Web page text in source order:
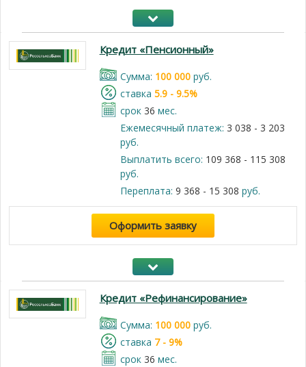
Кредит «Пенсионный»
Cумма: 100 000руб.
cтавка 5.9 - 9.5%
срок 36 мес.
Ежемесячный платеж: 3 038 - 3 203
руб.
Выплатить всего: 109 368 - 115 308
руб.
Переплата: 9 368 - 15 308 руб.
Оформить заявку
Кредит «Рефинансирование»
Cумма: 100 000руб.
cтавка 7 - 9%
срок 36 мес.